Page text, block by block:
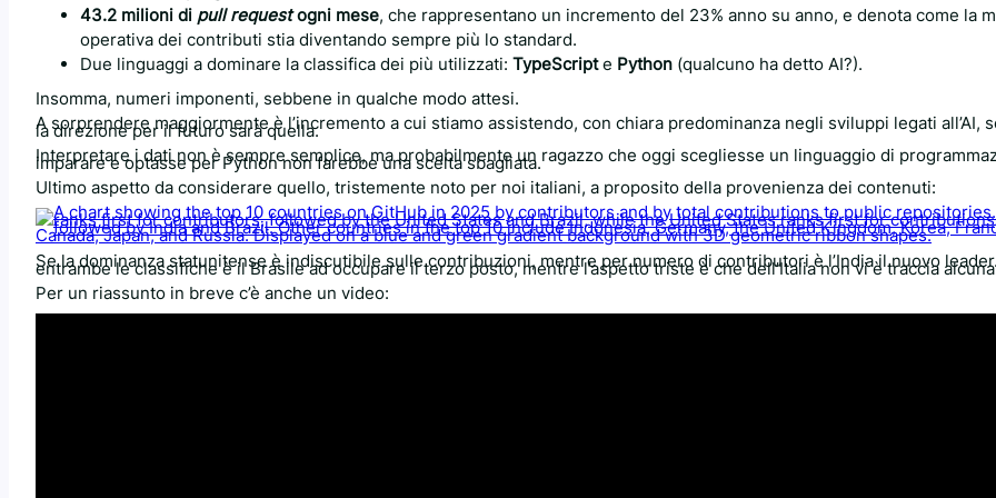
43.2 milioni di pull requestogni mese, che rappresentano un incremento del 23% anno su anno, e denota come la
operativa dei contributi stia diventando sempre più lo standard.
Due linguaggi a dominare la classifica dei più utilizzati: TypeScripte Python (qualcuno ha detto AI?).
Insomma, numeri imponenti, sebbene in qualche modo attesi.
A sorprendere maggiormente è l’incremento a cui stiamo assistendo, con chiara predominanza negli sviluppi legati all’AI,
la direzione per il futuro sarà quella.
Interpretare i dati non è sempre semplice, ma probabilmente un ragazzo che oggi scegliesse un linguaggio di
imparare e optasse per Python non farebbe una scelta sbagliata.
Ultimo aspetto da considerare quello, tristemente noto per noi italiani, a proposito della provenienza dei contenuti:
Se la dominanza statunitense è indiscutibile sulle contribuzioni, mentre per numero di contributori è l’India il nuovo
entrambe le classifiche è il Brasile ad occupare il terzo posto, mentre l’aspetto triste è che dell’Italia non vi è traccia
Per un riassunto in breve c’è anche un video: